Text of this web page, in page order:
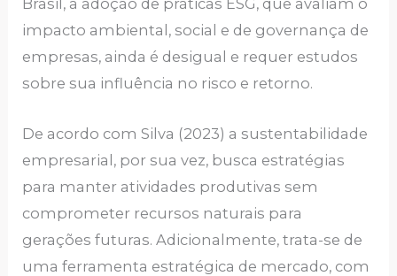
Brasil, a adoção de práticas ESG, que avaliam o
impacto ambiental, social e de governança de
empresas, ainda é desigual e requer estudos
sobre sua influência no risco e retorno.
De acordo com Silva (2023) a sustentabilidade
empresarial, por sua vez, busca estratégias
para manter atividades produtivas sem
comprometer recursos naturais para
gerações futuras. Adicionalmente, trata-se de
uma ferramenta estratégica de mercado, com